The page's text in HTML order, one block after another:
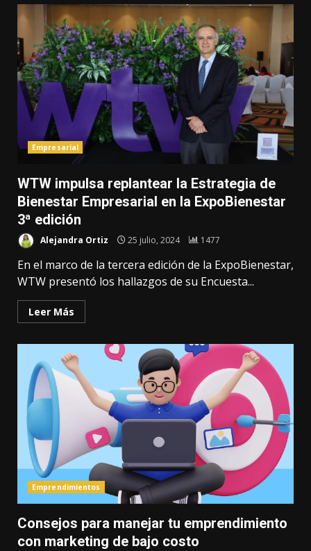
Empresarial
WTW impulsa replantear la Estrategia de
Bienestar Empresarial en la ExpoBienestar
3ª edición
Alejandra Ortiz 25 julio, 2024 1477
En el marco de la tercera edición de la ExpoBienestar,
WTW presentó los hallazgos de su Encuesta...
Leer Más
Emprendimientos
Consejos para manejar tu emprendimiento
con marketing de bajo costo